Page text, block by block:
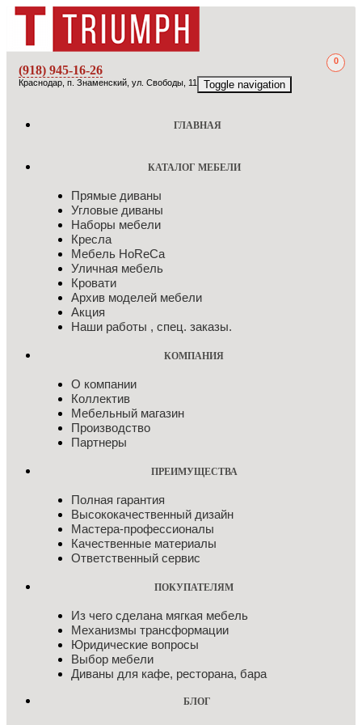
0
(918) 945-16-26
Краснодар, п. Знаменский, ул. Свободы, 11 Toggle navigation
ГЛАВНАЯ
КАТАЛОГ МЕБЕЛИ
Прямые диваны
Угловые диваны
Наборы мебели
Кресла
Мебель HоRеCа
Уличная мебель
Кровати
Архив моделей мебели
Акция
Наши работы , спец. заказы.
КОМПАНИЯ
О компании
Коллектив
Мебельный магазин
Производство
Партнеры
ПРЕИМУЩЕСТВА
Полная гарантия
Высококачественный дизайн
Мастера-профессионалы
Качественные материалы
Ответственный сервис
ПОКУПАТЕЛЯМ
Из чего сделана мягкая мебель
Механизмы трансформации
Юридические вопросы
Выбор мебели
Диваны для кафе, ресторана, бара
БЛОГ